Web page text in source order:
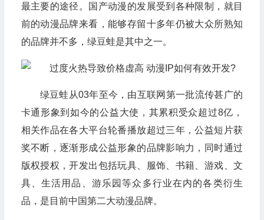
最主要的途径。国产动漫的发展受到各种限制，就目
前的动漫品牌来看，能够存留十多年仍被大众所熟知
的品牌并不多，绿豆蛙是其中之一。
绿豆蛙从03年至今，由互联网第一批流传甚广的
卡通形象到如今的公益大使，其累积受众超过8亿，
相关作品在各大平台轮番播放超过三年，公益短片获
奖不断，逐渐形成公益形象的品牌影响力，同时通过
版权授权，开发出包括玩具、服饰、书籍、游戏、文
具、生活用品、游乐园等众多行业在内的各类衍生
品，是目前中国第二大动漫品牌。